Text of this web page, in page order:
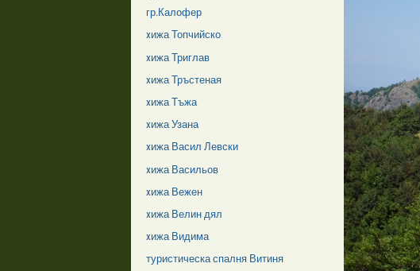
гр.Калофер
xижа Топчийско
xижа Триглав
xижа Тръстеная
xижа Тъжа
xижа Узана
xижа Васил Левски
xижа Васильов
xижа Вежен
xижа Велин дял
xижа Видима
туристическа спалня Витиня